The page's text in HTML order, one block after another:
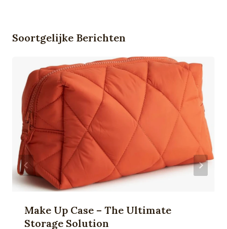
Soortgelijke Berichten
Make Up Case – The Ultimate
Storage Solution